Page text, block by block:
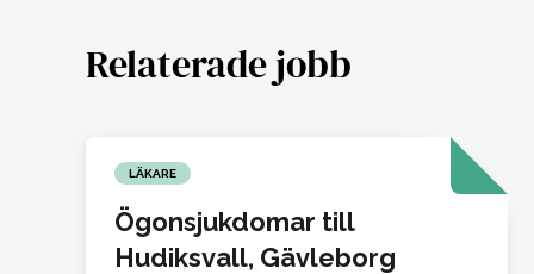
Relaterade jobb
LÄKARE
Ögonsjukdomar till
Hudiksvall, Gävleborg